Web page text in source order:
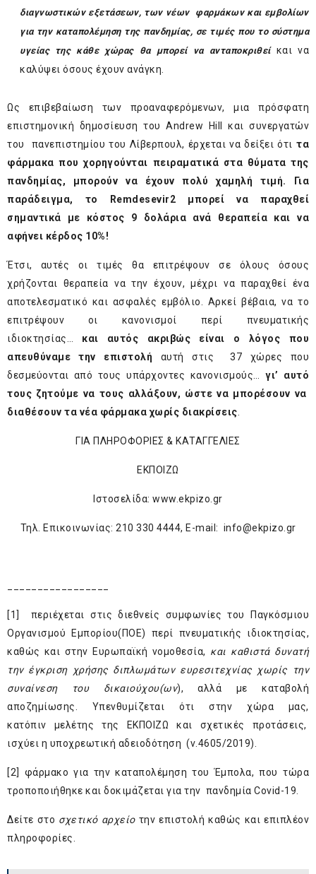
διαγνωστικών εξετάσεων, των νέων φαρμάκων και εμβολίων
για την καταπολέμηση της πανδημίας, σε τιμές που το σύστημα
υγείας της κάθε χώρας θα μπορεί να ανταποκριθεί και να
καλύψει όσους έχουν ανάγκη.
Ως επιβεβαίωση των προαναφερόμενων, μια πρόσφατη
επιστημονική δημοσίευση του Andrew Hill και συνεργατών
του πανεπιστημίου του Λίβερπουλ, έρχεται να δείξει ότι τα
φάρμακα που χορηγούνται πειραματικά στα θύματα της
πανδημίας, μπορούν να έχουν πολύ χαμηλή τιμή. Για
παράδειγμα, το Remdesevir2 μπορεί να παραχθεί
σημαντικά με κόστος 9 δολάρια ανά θεραπεία και να
αφήνει κέρδος 10%!
Έτσι, αυτές οι τιμές θα επιτρέψουν σε όλους όσους
χρήζονται θεραπεία να την έχουν, μέχρι να παραχθεί ένα
αποτελεσματικό και ασφαλές εμβόλιο. Αρκεί βέβαια, να το
επιτρέψουν οι κανονισμοί περί πνευματικής
ιδιοκτησίας… και αυτός ακριβώς είναι ο λόγος που
απευθύναμε την επιστολή αυτή στις 37 χώρες που
δεσμεύονται από τους υπάρχοντες κανονισμούς…γι’ αυτό
τους ζητούμε να τους αλλάξουν, ώστε να μπορέσουν να
διαθέσουν τα νέα φάρμακα χωρίς διακρίσεις.
ΓΙΑ ΠΛΗΡΟΦΟΡΙΕΣ & ΚΑΤΑΓΓΕΛΙΕΣ
ΕΚΠΟΙΖΩ
Ιστοσελίδα:www.ekpizo.gr
Τηλ. Επικοινωνίας: 210 330 4444, E-mail: info@ekpizo.gr
[1] περιέχεται στις διεθνείς συμφωνίες του Παγκόσμιου
Οργανισμού Εμπορίου(ΠΟΕ) περί πνευματικής ιδιοκτησίας,
καθώς και στην Ευρωπαϊκή νομοθεσία, και καθιστά δυνατή
την έγκριση χρήσης διπλωμάτων ευρεσιτεχνίας χωρίς την
συναίνεση του δικαιούχου(ων), αλλά με καταβολή
αποζημίωσης. Υπενθυμίζεται ότι στην χώρα μας,
κατόπιν μελέτης της ΕΚΠΟΙΖΩ και σχετικές προτάσεις,
ισχύει η υποχρεωτική αδειοδότηση (ν.4605/2019).
[2] φάρμακο για την καταπολέμηση του Έμπολα, που τώρα
τροποποιήθηκε και δοκιμάζεται για την πανδημία Covid-19.
Δείτε στο σχετικό αρχείοτην επιστολή καθώς και επιπλέον
πληροφορίες.